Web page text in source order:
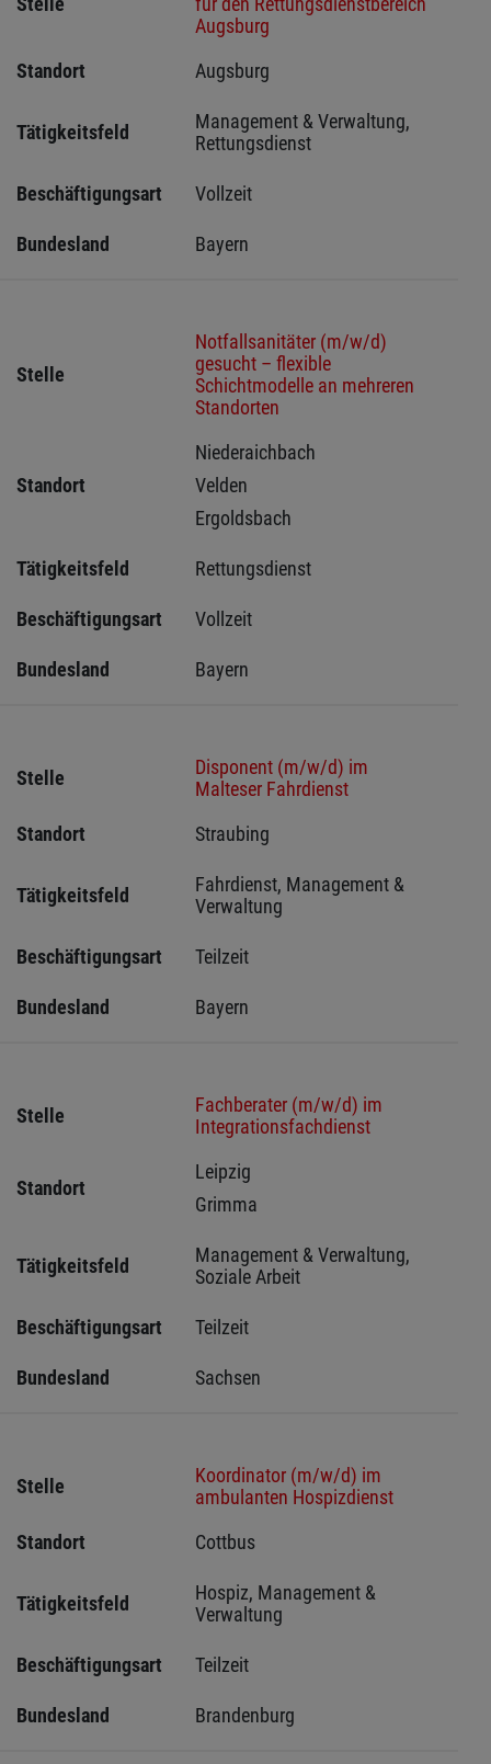
Augsburg
Standort
Augsburg
Tätigkeitsfeld
Management & Verwaltung,
Rettungsdienst
Beschäftigungsart Vollzeit
Bundesland Bayern
Stelle
Notfallsanitäter (m/w/d)
gesucht – flexible
Schichtmodelle an mehreren
Standorten
Standort
Niederaichbach
Velden
Ergoldsbach
Tätigkeitsfeld Rettungsdienst
Beschäftigungsart Vollzeit
Bundesland Bayern
Stelle
Disponent (m/w/d) im
Malteser Fahrdienst
Standort
Straubing
Tätigkeitsfeld
Fahrdienst, Management &
Verwaltung
Beschäftigungsart Teilzeit
Bundesland Bayern
Stelle
Fachberater (m/w/d) im
Integrationsfachdienst
Standort
Leipzig
Grimma
Tätigkeitsfeld
Management & Verwaltung,
Soziale Arbeit
Beschäftigungsart Teilzeit
Bundesland Sachsen
Stelle
Koordinator (m/w/d) im
ambulanten Hospizdienst
Standort
Cottbus
Tätigkeitsfeld
Hospiz, Management &
Verwaltung
Beschäftigungsart Teilzeit
Bundesland Brandenburg